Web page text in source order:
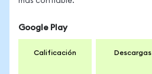
Google Play
Calificación Descargas